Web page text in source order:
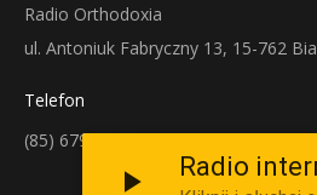
Radio Orthodoxia
ul. Antoniuk Fabryczny 13, 15-762
Telefon
(85) 679-38-38
Radio